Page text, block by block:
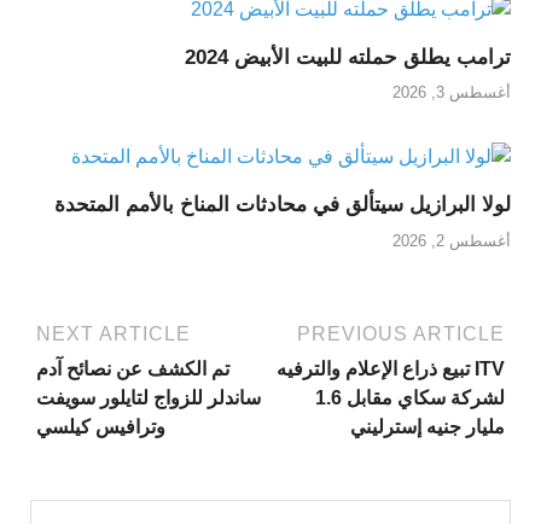
ترامب يطلق حملته للبيت الأبيض 2024
أغسطس 3, 2026
لولا البرازيل سيتألق في محادثات المناخ بالأمم المتحدة
أغسطس 2, 2026
PREVIOUS ARTICLE
ITV تبيع ذراع الإعلام والترفيه
لشركة سكاي مقابل 1.6
مليار جنيه إسترليني
NEXT ARTICLE
تم الكشف عن نصائح آدم
ساندلر للزواج لتايلور سويفت
وترافيس كيلسي